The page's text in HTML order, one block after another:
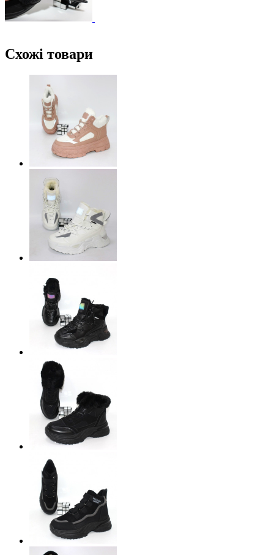
Схожі товари